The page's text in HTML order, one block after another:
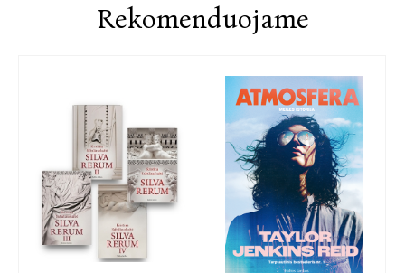
Rekomenduojame